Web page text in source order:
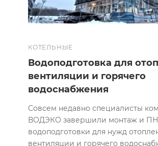
КОТЕЛЬНЫЕ
Водоподготовка для
вентиляции и горячего
водоснабжения
Совсем недавно специалисты
ВОДЭКО завершили монтаж и
водоподготовки для нужд
вентиляции и горячего